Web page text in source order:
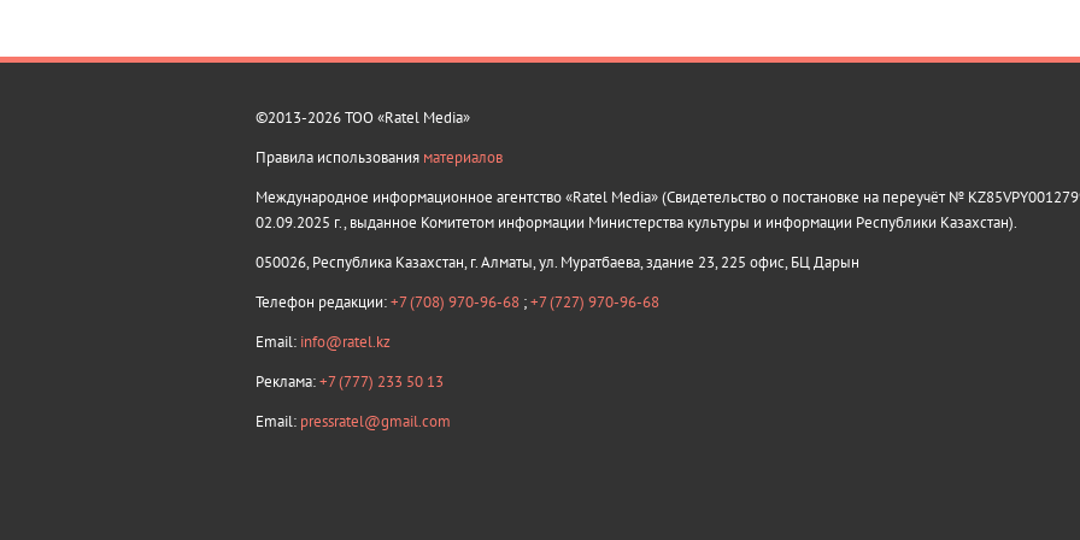
©2013-2026 ТОО «Ratel Media»
Правила использования материалов
Международное информационное агентство «Ratel Media» (Свидетельство о постановке на переучёт №
02.09.2025 г., выданное Комитетом информации Министерства культуры и информации Республики Казахстан).
050026, Республика Казахстан, г. Алматы, ул. Муратбаева, здание 23, 225 офис, БЦ Дарын
Телефон редакции:+7 (708) 970-96-68 ;+7 (727) 970-96-68
Email: info@ratel.kz
Реклама:+7 (777) 233 50 13
Email: pressratel@gmail.com